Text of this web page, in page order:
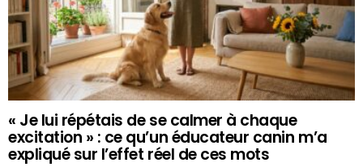
« Je lui répétais de se calmer à chaque
excitation » : ce qu’un éducateur canin m’a
expliqué sur l’effet réel de ces mots